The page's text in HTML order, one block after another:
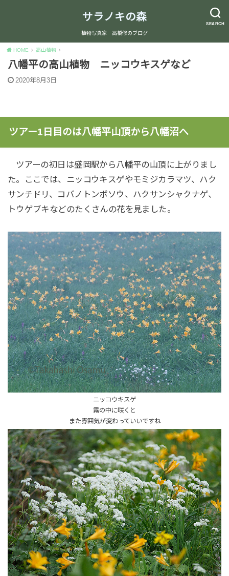
SEARCH
サラノキの森
植物写真家 高橋修のブログ
HOME 高山植物
八幡平の高山植物 ニッコウキスゲなど
2020年8月3日
ツアー1日目のは八幡平山頂から八幡沼へ
ツアーの初日は盛岡駅から八幡平の山頂に上がりまし
た。ここでは、ニッコウキスゲやモミジカラマツ、ハク
サンチドリ、コバノトンボソウ、ハクサンシャクナゲ、
トウゲブキなどのたくさんの花を見ました。
ニッコウキスゲ
霧の中に咲くと
また雰囲気が変わっていいですね